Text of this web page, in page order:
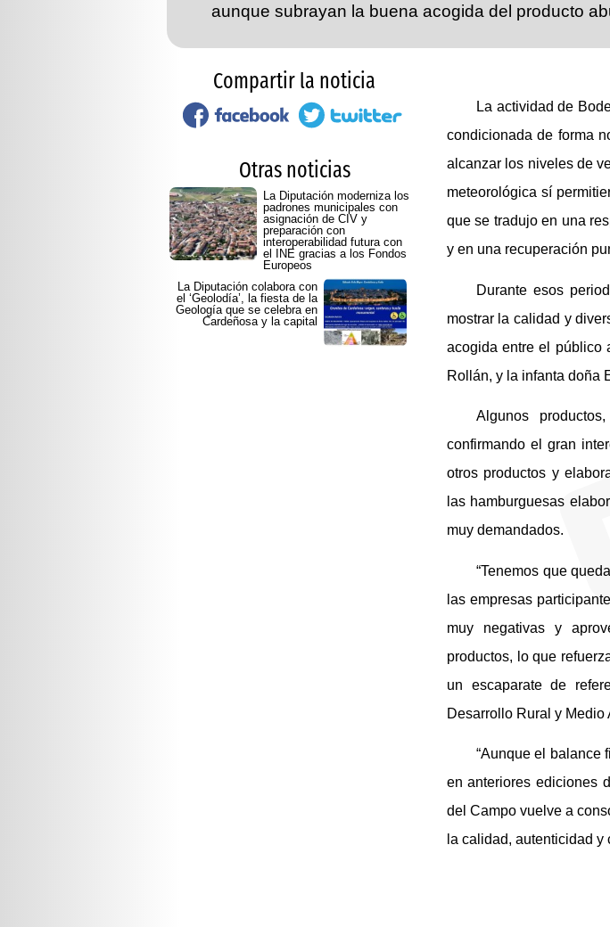
aunque subrayan la buena acogida del producto
Compartir la noticia
Otras noticias
La Diputación moderniza los
padrones municipales con
asignación de CIV y
preparación con
interoperabilidad futura con
el INE gracias a los Fondos
Europeos
La Diputación colabora con
el ‘Geolodía’, la fiesta de la
Geología que se celebra en
Cardeñosa y la capital
La actividad de
condicionada de forma
alcanzar los niveles de
meteorológica sí
que se tradujo en una
y en una recuperación
Durante esos
mostrar la calidad y
acogida entre el público
Rollán, y la infanta doña
Algunos
confirmando el gran
otros productos y
las hamburguesas
muy demandados.
“Tenemos que
las empresas
muy negativas y
productos, lo que
un escaparate de
Desarrollo Rural y Medio
“Aunque el balance
en anteriores ediciones
del Campo vuelve a
la calidad, autenticidad